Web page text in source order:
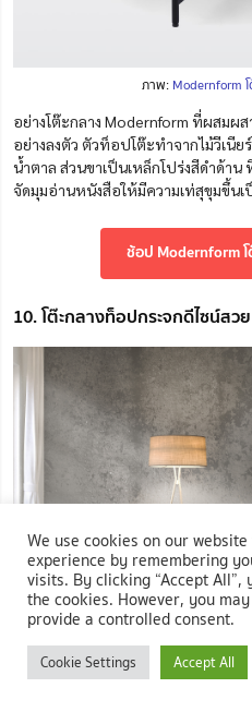
ภาพ: Modernform
อย่างโต๊ะกลาง Modernform ที่ผสมผ
อย่างลงตัว ตัวท็อปโต๊ะทำจากไม้วีเนี
น้ำตาล ส่วนขาเป็นเหล็กโปร่งสีดำด้า
จัดมุมอ่านหนังสือให้มีความเท่สุขุมขึ้นเ
ช้อป Modernform
10. โต๊ะกลางท็อปกระจกดีไซน์สวย
ภาพ: โต๊ะกลางท็อป
We use cookies on our
experience by remembering
visits. By clicking “Accept
the cookies. However, you
provide a controlled consent.
Cookie Settings Accept All